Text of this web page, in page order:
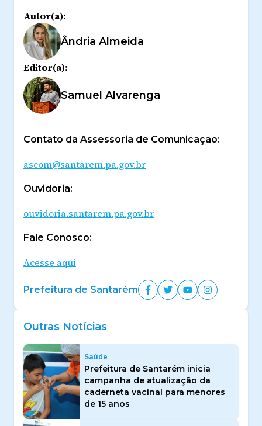
Autor(a):
Ândria Almeida
Editor(a):
Samuel Alvarenga
Contato da Assessoria de Comunicação:
ascom@santarem.pa.gov.br
Ouvidoria:
ouvidoria.santarem.pa.gov.br
Fale Conosco:
Acesse aqui
Prefeitura de Santarém
Outras Notícias
Saúde
Prefeitura de Santarém inicia
campanha de atualização da
caderneta vacinal para menores
de 15 anos